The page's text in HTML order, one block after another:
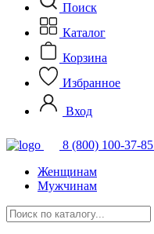
Поиск
Каталог
Корзина
Избранное
Вход
8 (800) 100-37-85
Женщинам
Мужчинам